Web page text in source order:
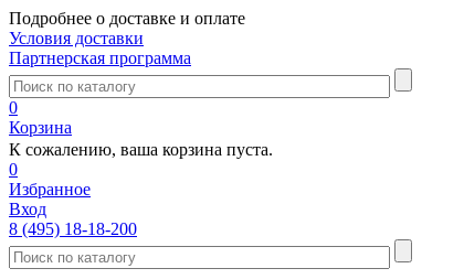
Подробнее о доставке и оплате
Условия доставки
Партнерская программа
0
Корзина
К сожалению, ваша корзина пуста.
0
Избранное
Вход
8 (495) 18-18-200